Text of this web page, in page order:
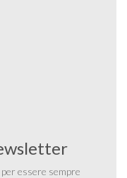
essere sempre